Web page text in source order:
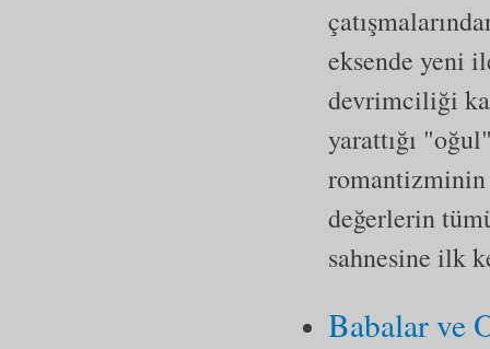
eksende yeni
devrimciliği
yarattığı
romantizminin
değerlerin
sahnesine ilk
Babalar ve